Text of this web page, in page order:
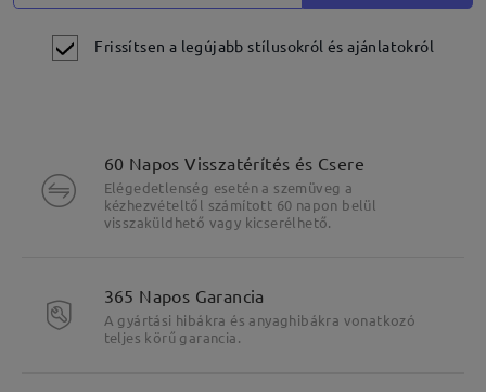
Frissítsen a legújabb stílusokról és ajánlatokról
60 Napos Visszatérítés és Csere
Elégedetlenség esetén a szemüveg a
kézhezvételtől számított 60 napon belül
visszaküldhető vagy kicserélhető.
365 Napos Garancia
A gyártási hibákra és anyaghibákra vonatkozó
teljes körű garancia.